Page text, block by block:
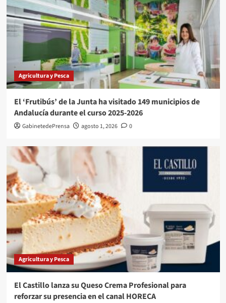
Agricultura y Pesca
El ‘Frutibús’ de la Junta ha visitado 149 municipios de
Andalucía durante el curso 2025-2026
GabinetedePrensa agosto 1, 2026 0
Agricultura y Pesca
El Castillo lanza su Queso Crema Profesional para
reforzar su presencia en el canal HORECA